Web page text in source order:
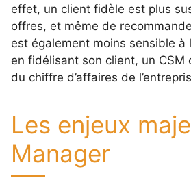
effet, un client fidèle est plus
offres, et même de
est également moins sensible à
en fidélisant son client, un
du chiffre d’affaires de
Les enjeux
Manager